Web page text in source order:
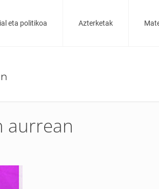
eta politikoa Azterketak
aurrean